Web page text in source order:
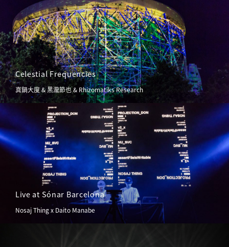
Celestial Frequencies
真鍋大度 & 黒瀧節也 & Rhizomatiks Research
Live at Sónar Barcelona
Nosaj Thing x Daito Manabe